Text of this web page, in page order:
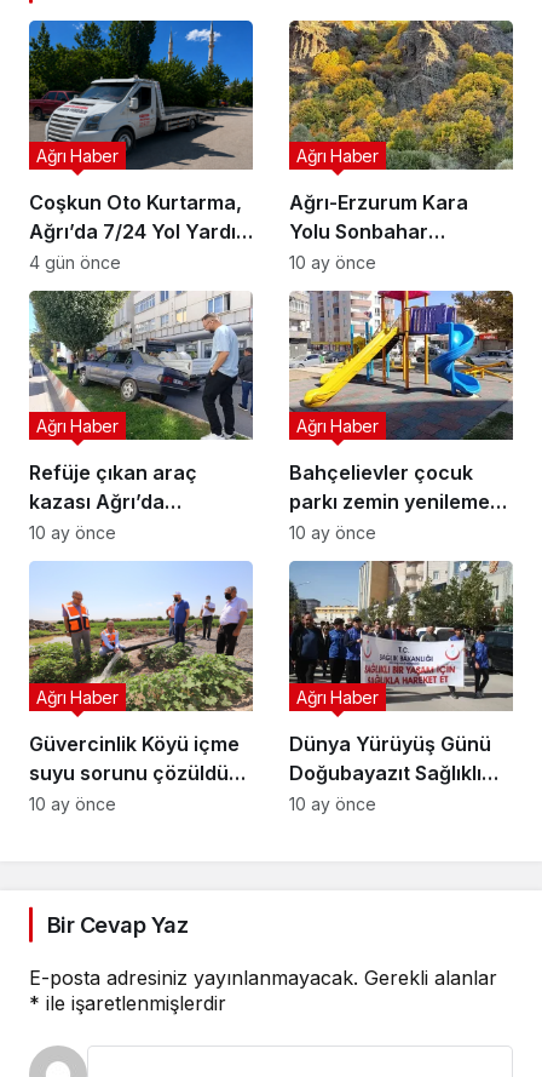
Coşkun Oto Kurtarma,
Ağrı’da 7/24 Yol Yardım
Hizmeti Sunuyor
Ağrı Haber
4 gün önce
Ağrı-Erzurum Kara
Yolu Sonbahar
Renklerinin Büyüsü
Ağrı Haber
10 ay önce
Refüje çıkan araç
kazası Ağrı’da
direksiyon kaybı
Ağrı Haber
10 ay önce
Bahçelievler çocuk
parkı zemin yenileme
güvenli oyun alanı
Ağrı Haber
10 ay önce
Güvercinlik Köyü içme
suyu sorunu çözüldü
yeni kaynak bulundu
Ağrı Haber
10 ay önce
Dünya Yürüyüş Günü
Doğubayazıt Sağlıklı
yaşam yürüyüşü
Ağrı Haber
10 ay önce
Bir Cevap Yaz
E-posta adresiniz yayınlanmayacak. Gerekli alanlar
* ile işaretlenmişlerdir